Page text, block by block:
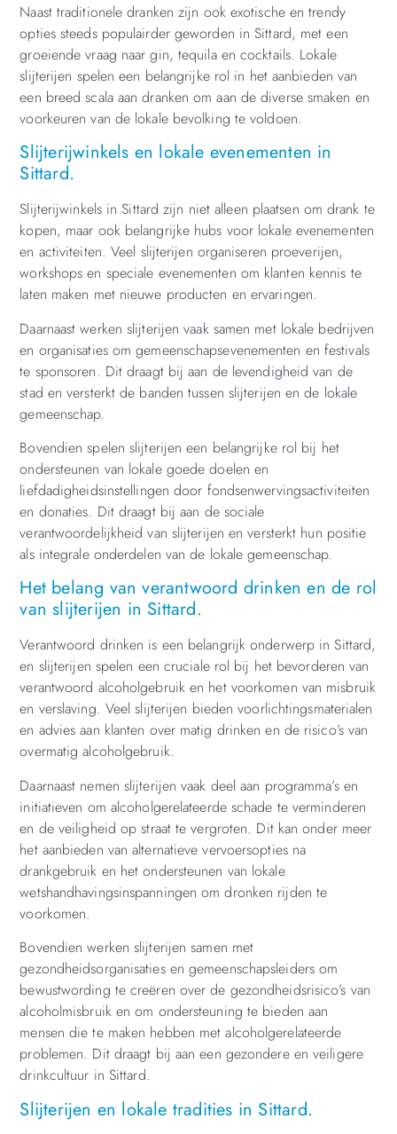
Naast traditionele dranken zijn ook exotische en trendy
opties steeds populairder geworden in Sittard, met een
groeiende vraag naar gin, tequila en cocktails. Lokale
slijterijen spelen een belangrijke rol in het aanbieden van
een breed scala aan dranken om aan de diverse smaken en
voorkeuren van de lokale bevolking te voldoen.
Slijterijwinkels en lokale evenementen in
Sittard.
Slijterijwinkels in Sittard zijn niet alleen plaatsen om drank te
kopen, maar ook belangrijke hubs voor lokale evenementen
en activiteiten. Veel slijterijen organiseren proeverijen,
workshops en speciale evenementen om klanten kennis te
laten maken met nieuwe producten en ervaringen.
Daarnaast werken slijterijen vaak samen met lokale bedrijven
en organisaties om gemeenschapsevenementen en festivals
te sponsoren. Dit draagt bij aan de levendigheid van de
stad en versterkt de banden tussen slijterijen en de lokale
gemeenschap.
Bovendien spelen slijterijen een belangrijke rol bij het
ondersteunen van lokale goede doelen en
liefdadigheidsinstellingen door fondsenwervingsactiviteiten
en donaties. Dit draagt bij aan de sociale
verantwoordelijkheid van slijterijen en versterkt hun positie
als integrale onderdelen van de lokale gemeenschap.
Het belang van verantwoord drinken en de rol
van slijterijen in Sittard.
Verantwoord drinken is een belangrijk onderwerp in Sittard,
en slijterijen spelen een cruciale rol bij het bevorderen van
verantwoord alcoholgebruik en het voorkomen van misbruik
en verslaving. Veel slijterijen bieden voorlichtingsmaterialen
en advies aan klanten over matig drinken en de risico’s van
overmatig alcoholgebruik.
Daarnaast nemen slijterijen vaak deel aan programma’s en
initiatieven om alcoholgerelateerde schade te verminderen
en de veiligheid op straat te vergroten. Dit kan onder meer
het aanbieden van alternatieve vervoersopties na
drankgebruik en het ondersteunen van lokale
wetshandhavingsinspanningen om dronken rijden te
voorkomen.
Bovendien werken slijterijen samen met
gezondheidsorganisaties en gemeenschapsleiders om
bewustwording te creëren over de gezondheidsrisico’s van
alcoholmisbruik en om ondersteuning te bieden aan
mensen die te maken hebben met alcoholgerelateerde
problemen. Dit draagt bij aan een gezondere en veiligere
drinkcultuur in Sittard.
Slijterijen en lokale tradities in Sittard.